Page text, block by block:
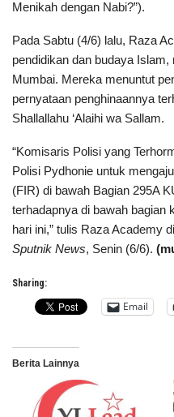
Menikah dengan Nabi?”).
Pada Sabtu (4/6) lalu, Raza
pendidikan dan budaya
Mumbai. Mereka menuntut
pernyataan penghinaannya
Shallallahu ‘Alaihi wa Sallam.
“Komisaris Polisi yang
Polisi Pydhonie untuk
(FIR) di bawah Bagian 295A
terhadapnya di bawah bagian
hari ini,” tulis Raza Academy
Sputnik News, Senin (6/6).
Sharing:
Email
Berita Lainnya